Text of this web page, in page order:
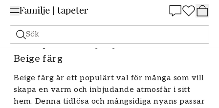
Sök
Målarfärg Alla Kulörer Beige färg
Beige färg
Beige färg är ett populärt val för många som vill
skapa en varm och inbjudande atmosfär i sitt
hem. Denna tidlösa och mångsidiga nyans passar